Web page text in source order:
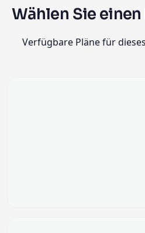
Wählen Sie
Verfügbare Pläne für